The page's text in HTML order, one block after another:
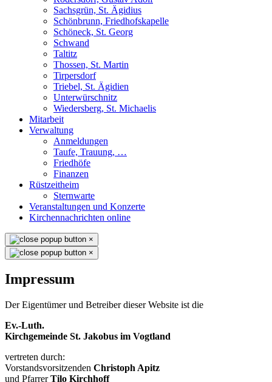
Sachsgrün, St. Ägidius
Schönbrunn, Friedhofskapelle
Schöneck, St. Georg
Schwand
Taltitz
Thossen, St. Martin
Tirpersdorf
Triebel, St. Ägidien
Unterwürschnitz
Wiedersberg, St. Michaelis
Mitarbeit
Verwaltung
Anmeldungen
Taufe, Trauung, …
Friedhöfe
Finanzen
Rüstzeitheim
Sternwarte
Veranstaltungen und Konzerte
Kirchennachrichten online
×
×
Impressum
Der Eigentümer und Betreiber dieser Website ist die
Ev.-Luth.
Kirchgemeinde St. Jakobus im Vogtland
vertreten durch:
Vorstandsvorsitzenden Christoph Apitz
und PfarrerTilo Kirchhoff